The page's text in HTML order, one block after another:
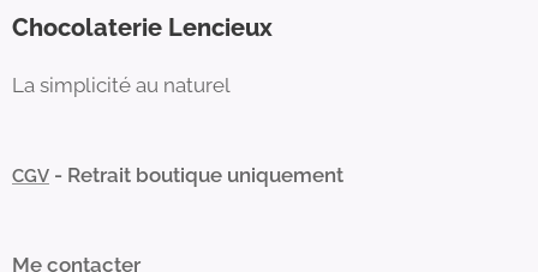
Chocolaterie Lencieux
La simplicité au naturel
CGV - Retrait boutique uniquement
Me contacter